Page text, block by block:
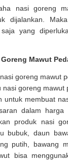
nasi goreng
dijalankan.
yang
Mawut
goreng mawut
goreng
untuk membuat
dalam harga
produk nasi
bubuk, daun
putih, bawang
bisa